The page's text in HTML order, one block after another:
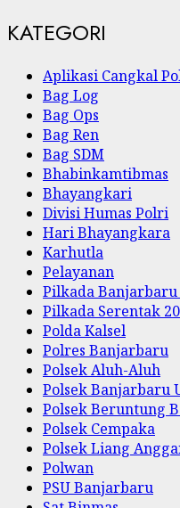
KATEGORI
Aplikasi Cangkal
Bag Log
Bag Ops
Bag Ren
Bag SDM
Bhabinkamtibmas
Bhayangkari
Divisi Humas Polri
Hari Bhayangkara
Karhutla
Pelayanan
Pilkada Banjarbaru
Pilkada Serentak
Polda Kalsel
Polres Banjarbaru
Polsek Aluh-Aluh
Polsek Banjarbaru
Polsek Beruntung
Polsek Cempaka
Polsek Liang
Polwan
PSU Banjarbaru